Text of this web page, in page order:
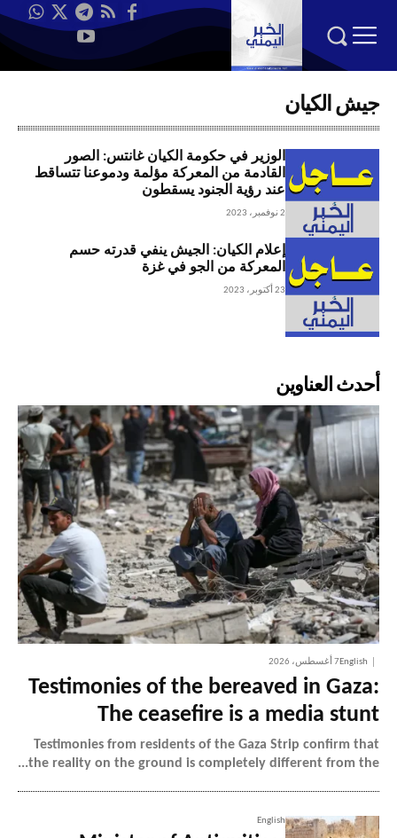
جيش الكيان
الوزير في حكومة الكيان غانتس: الصور
القادمة من المعركة مؤلمة ودموعنا تتساقط
عند رؤية الجنود يسقطون
2 نوفمبر، 2023
إعلام الكيان: الجيش ينفي قدرته حسم
المعركة من الجو في غزة
23 أكتوبر، 2023
أحدث العناوين
English7 أغسطس، 2026
Testimonies of the bereaved in Gaza:
The ceasefire is a media stunt
Testimonies from residents of the Gaza Strip confirm that
the reality on the ground is completely different from the...
English